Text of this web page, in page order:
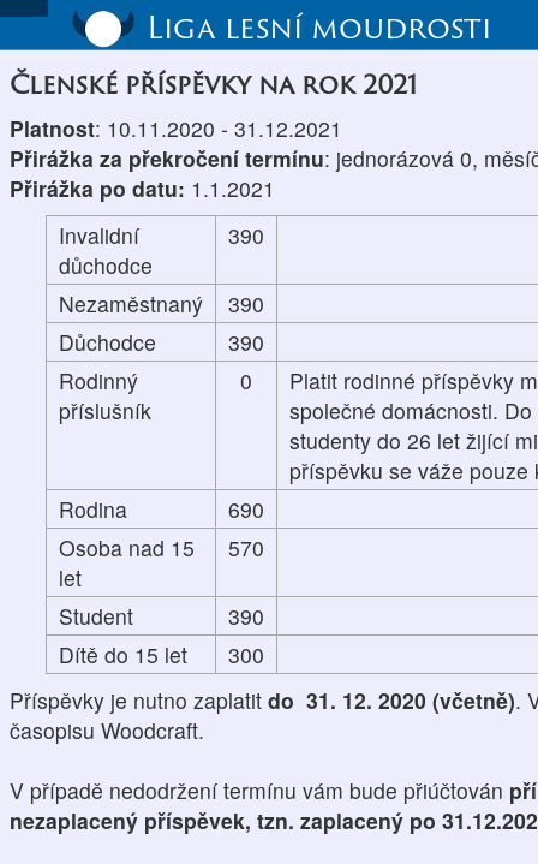
Liga lesní moudrosti
Členské příspěvky na rok 2021
Platnost: 10.11.2020 - 31.12.2021
Přirážka za překročení termínu: jednorázová 0,
Přirážka po datu: 1.1.2021
Invalidní
důchodce
390
Nezaměstnaný
390
Důchodce
390
Rodinný
příslušník
0
Platit rodinné příspěvky
společné domácnosti.
studenty do 26 let žijící
příspěvku se váže
Rodina
690
Osoba nad 15
let
570
Student
390
Dítě do 15 let
300
Příspěvky je nutno zaplatit do 31. 12. 2020 (včetně).
časopisu Woodcraft.
V případě nedodržení termínu vám bude přiúčtován
nezaplacený příspěvek, tzn. zaplacený po